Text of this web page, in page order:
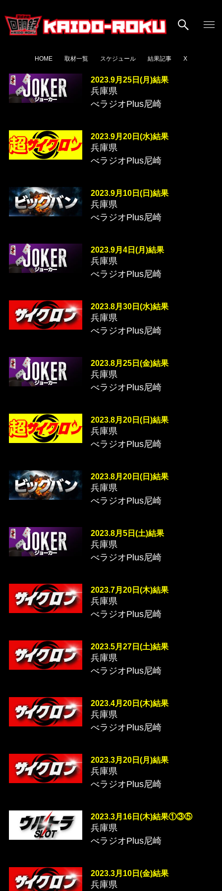
HOME 取材一覧 スケジュール 結果記事 X
2023.9月25日(月)結果
兵庫県
べラジオPlus尼崎
2023.9月20日(水)結果
兵庫県
べラジオPlus尼崎
2023.9月10日(日)結果
兵庫県
べラジオPlus尼崎
2023.9月4日(月)結果
兵庫県
べラジオPlus尼崎
2023.8月30日(水)結果
兵庫県
べラジオPlus尼崎
2023.8月25日(金)結果
兵庫県
べラジオPlus尼崎
2023.8月20日(日)結果
兵庫県
べラジオPlus尼崎
2023.8月20日(日)結果
兵庫県
べラジオPlus尼崎
2023.8月5日(土)結果
兵庫県
べラジオPlus尼崎
2023.7月20日(木)結果
兵庫県
べラジオPlus尼崎
2023.5月27日(土)結果
兵庫県
べラジオPlus尼崎
2023.4月20日(木)結果
兵庫県
べラジオPlus尼崎
2023.3月20日(月)結果
兵庫県
べラジオPlus尼崎
2023.3月16日(木)結果①③⑤
兵庫県
べラジオPlus尼崎
2023.3月10日(金)結果
兵庫県